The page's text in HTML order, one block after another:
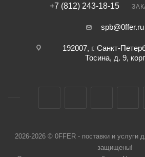
+7 (812) 243-18-15
spb@0ffer.ru
192007, г. Санкт-
Тосина, д. 9,
2026-2026 © 0FFER - поставки и услуги
защищены!